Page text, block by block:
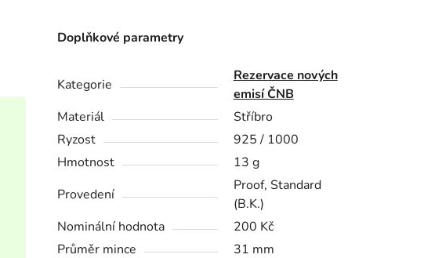
Doplňkové parametry
Kategorie
Rezervace nových
emisí ČNB
Materiál
Stříbro
Ryzost
925 / 1000
Hmotnost
13 g
Provedení
Proof, Standard
(B.K.)
Nominální hodnota
200 Kč
Průměr mince
31 mm